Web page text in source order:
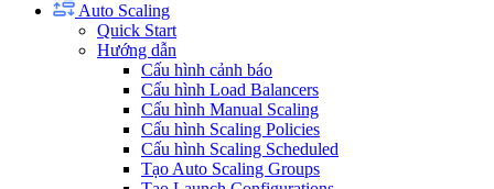
Auto Scaling
Quick Start
Hướng dẫn
Cấu hình cảnh báo
Cấu hình Load Balancers
Cấu hình Manual Scaling
Cấu hình Scaling Policies
Cấu hình Scaling Scheduled
Tạo Auto Scaling Groups